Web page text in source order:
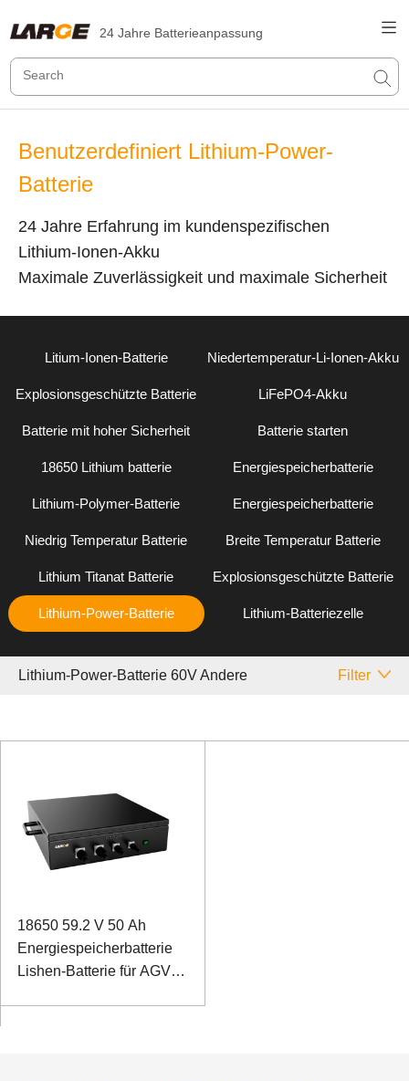
24 Jahre Batterieanpassung
Benutzerdefiniert Lithium-Power-
Batterie
24 Jahre Erfahrung im kundenspezifischen
Lithium-Ionen-Akku
Maximale Zuverlässigkeit und maximale Sicherheit
Litium-Ionen-Batterie Niedertemperatur-Li-Ionen-Akku
Explosionsgeschützte Batterie LiFePO4-Akku
Batterie mit hoher Sicherheit Batterie starten
18650 Lithium batterie Energiespeicherbatterie
Lithium-Polymer-Batterie Energiespeicherbatterie
Niedrig Temperatur Batterie Breite Temperatur Batterie
Lithium Titanat Batterie Explosionsgeschützte Batterie
Lithium-Power-Batterie Lithium-Batteriezelle
Lithium-Power-Batterie 60V Andere Filter
18650 59.2 V 50 Ah
Energiespeicherbatterie
Lishen-Batterie für AGV-